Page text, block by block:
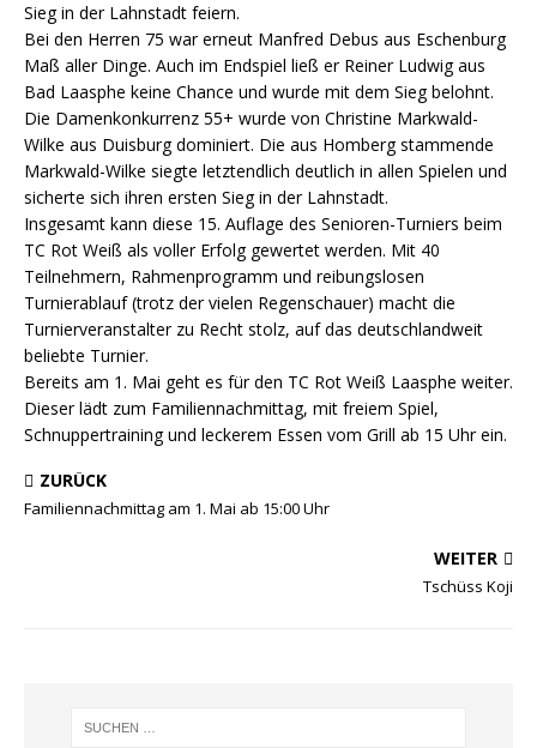
Sieg in der Lahnstadt feiern.
Bei den Herren 75 war erneut Manfred Debus aus Eschenburg
Maß aller Dinge. Auch im Endspiel ließ er Reiner Ludwig aus
Bad Laasphe keine Chance und wurde mit dem Sieg belohnt.
Die Damenkonkurrenz 55+ wurde von Christine Markwald-
Wilke aus Duisburg dominiert. Die aus Homberg stammende
Markwald-Wilke siegte letztendlich deutlich in allen Spielen und
sicherte sich ihren ersten Sieg in der Lahnstadt.
Insgesamt kann diese 15. Auflage des Senioren-Turniers beim
TC Rot Weiß als voller Erfolg gewertet werden. Mit 40
Teilnehmern, Rahmenprogramm und reibungslosen
Turnierablauf (trotz der vielen Regenschauer) macht die
Turnierveranstalter zu Recht stolz, auf das deutschlandweit
beliebte Turnier.
Bereits am 1. Mai geht es für den TC Rot Weiß Laasphe weiter.
Dieser lädt zum Familiennachmittag, mit freiem Spiel,
Schnuppertraining und leckerem Essen vom Grill ab 15 Uhr ein.
ZURÜCK
Familiennachmittag am 1. Mai ab 15:00 Uhr
WEITER
Tschüss Koji